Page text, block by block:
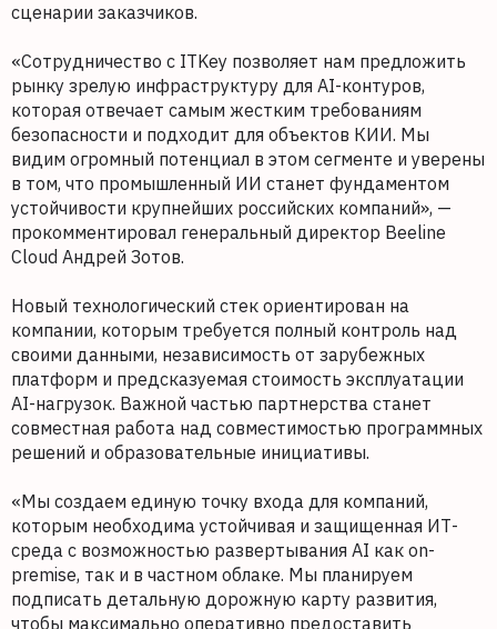
сценарии заказчиков.
«Сотрудничество с ITKey позволяет нам предложить
рынку зрелую инфраструктуру для AI-контуров,
которая отвечает самым жестким требованиям
безопасности и подходит для объектов КИИ. Мы
видим огромный потенциал в этом сегменте и уверены
в том, что промышленный ИИ станет фундаментом
устойчивости крупнейших российских компаний», —
прокомментировал генеральный директор Beeline
Cloud Андрей Зотов.
Новый технологический стек ориентирован на
компании, которым требуется полный контроль над
своими данными, независимость от зарубежных
платформ и предсказуемая стоимость эксплуатации
AI-нагрузок. Важной частью партнерства станет
совместная работа над совместимостью программных
решений и образовательные инициативы.
«Мы создаем единую точку входа для компаний,
которым необходима устойчивая и защищенная ИТ-
среда с возможностью развертывания AI как on-
premise, так и в частном облаке. Мы планируем
подписать детальную дорожную карту развития,
чтобы максимально оперативно предоставить